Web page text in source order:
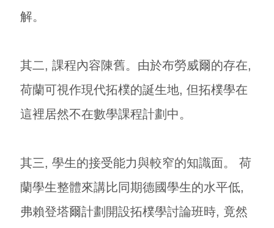
解。
其二, 課程內容陳舊。由於布勞威爾的存在,
荷蘭可視作現代拓樸的誕生地, 但拓樸學在
這裡居然不在數學課程計劃中。
其三, 學生的接受能力與較窄的知識面。 荷
蘭學生整體來講比同期德國學生的水平低,
弗賴登塔爾計劃開設拓樸學討論班時, 竟然